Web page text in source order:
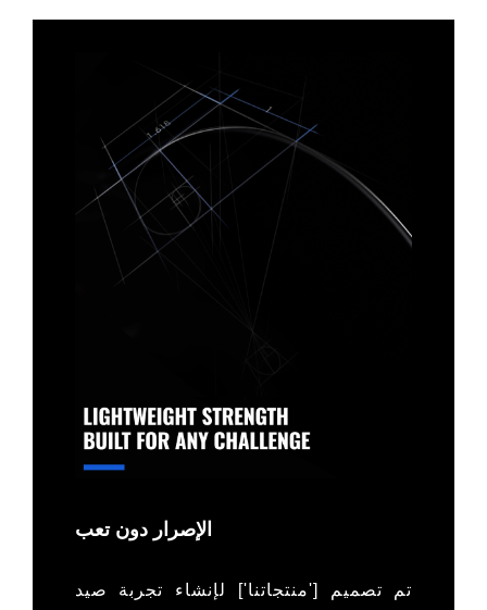
الإصرار دون تعب
تم تصميم ['منتجاتنا'] لإنشاء تجربة صيد